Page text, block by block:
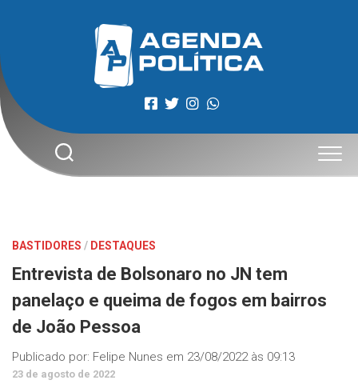
BASTIDORES / DESTAQUES
Entrevista de Bolsonaro no JN tem
panelaço e queima de fogos em bairros
de João Pessoa
Publicado por: Felipe Nunes em 23/08/2022 às 09:13
23 de agosto de 2022